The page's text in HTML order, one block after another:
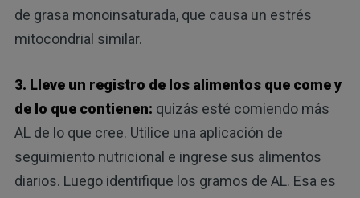
de grasa monoinsaturada, que causa un estrés
mitocondrial similar.
3. Lleve un registro de los alimentos que come y
de lo que contienen: quizás esté comiendo más
AL de lo que cree. Utilice una aplicación de
seguimiento nutricional e ingrese sus alimentos
diarios. Luego identifique los gramos de AL. Esa es